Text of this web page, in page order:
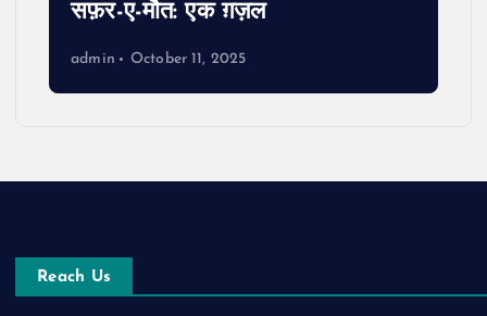
सफ़र-ए-मौत: एक ग़ज़ल
admin October 11, 2025
Reach Us